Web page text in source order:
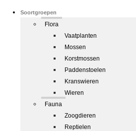
Soortgroepen
Flora
Vaatplanten
Mossen
Korstmossen
Paddenstoelen
Kranswieren
Wieren
Fauna
Zoogdieren
Reptielen